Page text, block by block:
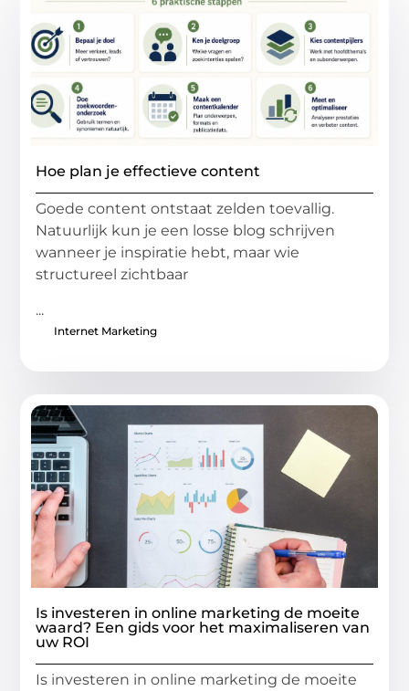
Hoe plan je effectieve content
Goede content ontstaat zelden toevallig.
Natuurlijk kun je een losse blog schrijven
wanneer je inspiratie hebt, maar wie
structureel zichtbaar
...
Internet Marketing
Is investeren in online marketing de moeite
waard? Een gids voor het maximaliseren van
uw ROI
Is investeren in online marketing de moeite